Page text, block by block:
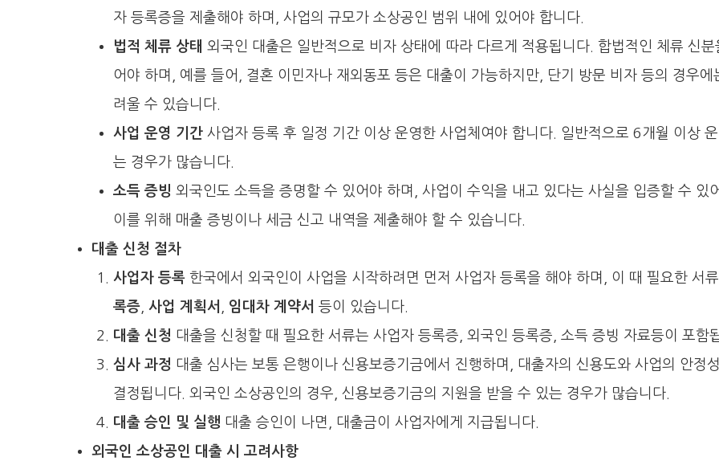
자 등록증을 제출해야 하며, 사업의 규모가 소상공인 범위 내에 있어야 합니다.
법적 체류 상태 외국인 대출은 일반적으로 비자 상태에 따라 다르게 적용됩니다. 합법적인 체류 신분
어야 하며, 예를 들어, 결혼 이민자나 재외동포 등은 대출이 가능하지만, 단기 방문 비자 등의 경우에
려울 수 있습니다.
사업 운영 기간사업자 등록 후 일정 기간 이상 운영한 사업체여야 합니다. 일반적으로 6개월 이상
는 경우가 많습니다.
소득 증빙 외국인도 소득을 증명할 수 있어야 하며, 사업이 수익을 내고 있다는 사실을 입증할 수 있
이를 위해 매출 증빙이나 세금 신고 내역을 제출해야 할 수 있습니다.
대출 신청 절차
사업자 등록한국에서 외국인이 사업을 시작하려면 먼저 사업자 등록을 해야 하며, 이 때 필요한 서
록증, 사업 계획서 임대차 계약서 등이 있습니다.
대출 신청 대출을 신청할 때 필요한 서류는 사업자 등록증, 외국인 등록증, 소득 증빙 자료등이 포함
심사 과정 대출 심사는 보통 은행이나 신용보증기금에서 진행하며, 대출자의 신용도와 사업의 안정
결정됩니다. 외국인 소상공인의 경우, 신용보증기금의 지원을 받을 수 있는 경우가 많습니다.
대출 승인 및 실행 대출 승인이 나면, 대출금이 사업자에게 지급됩니다.
외국인 소상공인 대출 시 고려사항